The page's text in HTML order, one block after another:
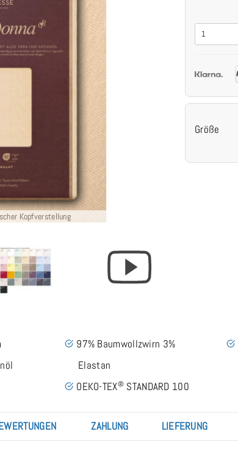
Kopfverstellung
Größe
97% Baumwollzwirn 3%
Elastan
OEKO-TEX® STANDARD 100
ZAHLUNG LIEFERUNG